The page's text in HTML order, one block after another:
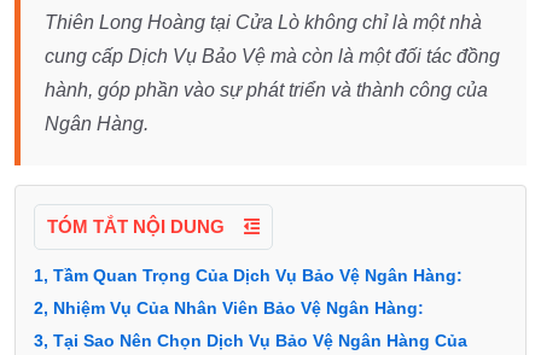
Thiên Long Hoàng tại Cửa Lò không chỉ là một nhà
cung cấp Dịch Vụ Bảo Vệ mà còn là một đối tác đồng
hành, góp phần vào sự phát triển và thành công của
Ngân Hàng.
TÓM TẮT NỘI DUNG
1, Tầm Quan Trọng Của Dịch Vụ Bảo Vệ Ngân Hàng:
2, Nhiệm Vụ Của Nhân Viên Bảo Vệ Ngân Hàng:
3, Tại Sao Nên Chọn Dịch Vụ Bảo Vệ Ngân Hàng Của